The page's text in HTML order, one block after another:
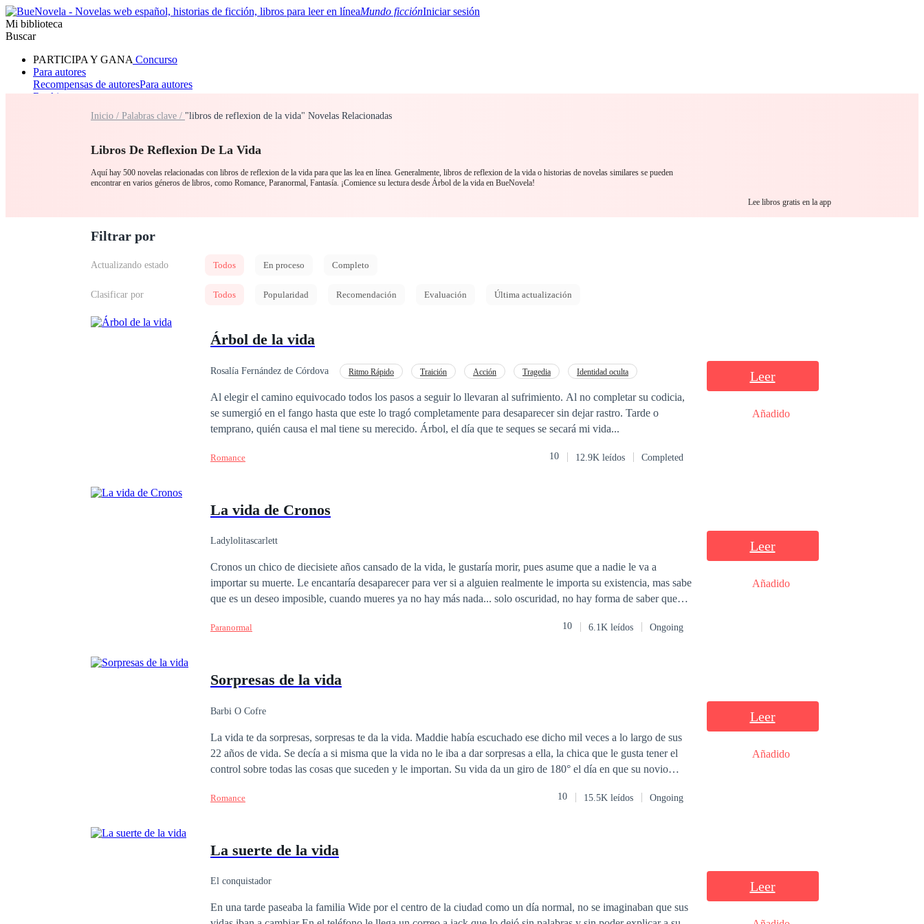
Mundo ficciónIniciar sesión
Mi biblioteca
Buscar
PARTICIPA Y GANA Concurso
Para autores
Recompensas de autoresPara autores
Ranking
RomanceHombre loboMafiaSistemaFantasíaUrbano
Inicio / Palabras clave / "libros de reflexion de la vida" Novelas Relacionadas
Libros De Reflexion De La Vida
Aquí hay 500 novelas relacionadas con libros de reflexion de la vida para que las lea en línea. Generalmente, libros de reflexion de la vida o historias de novelas similares se pueden
encontrar en varios géneros de libros, como Romance, Paranormal, Fantasía. ¡Comience su lectura desde Árbol de la vida en BueNovela!
Lee libros gratis en la app
Filtrar por
Actualizando estado Todos En proceso Completo
Clasificar por Todos Popularidad Recomendación Evaluación Última actualización
Árbol de la vida
Rosalía Fernández de Córdova Ritmo Rápido Traición Acción Tragedia
Identidad oculta
Al elegir el camino equivocado todos los pasos a seguir lo llevaran al sufrimiento. Al no completar su codicia,
se sumergió en el fango hasta que este lo tragó completamente para desaparecer sin dejar rastro. Tarde o
temprano, quién causa el mal tiene su merecido. Árbol, el día que te seques se secará mi vida...
Romance 10 12.9K leídos Completed
Leer
Añadido
La vida de Cronos
Ladylolitascarlett
Cronos un chico de diecisiete años cansado de la vida, le gustaría morir, pues asume que a nadie le va a
importar su muerte. Le encantaría desaparecer para ver si a alguien realmente le importa su existencia, mas sabe
que es un deseo imposible, cuando mueres ya no hay más nada... solo oscuridad, no hay forma de saber que
realidad. Dándole una nueva vida. Cronos conocerá el mundo de las criaturas de la oscuridad, donde conocerá
cualquier reproducción parcial o total de la misma será penado por la ley**
Paranormal 10 6.1K leídos Ongoing
Leer
Añadido
Sorpresas de la vida
Barbi O Cofre
La vida te da sorpresas, sorpresas te da la vida. Maddie había escuchado ese dicho mil veces a lo largo de sus
22 años de vida. Se decía a si misma que la vida no le iba a dar sorpresas a ella, la chica que le gusta tener el
control sobre todas las cosas que suceden y le importan. Su vida da un giro de 180° el día en que su novio
sin nadie que pueda cuidarla.¿Qué puede salir bien de aquello?Dos hermosas sorpresas. Jace, el chico del bar y
hay algo que Maddie no tiene en consideración...A la vida le encanta darnos sorpresas.
Romance 10 15.5K leídos Ongoing
Leer
Añadido
La suerte de la vida
El conquistador
En una tarde paseaba la familia Wide por el centro de la ciudad como un día normal, no se imaginaban que sus
Leer